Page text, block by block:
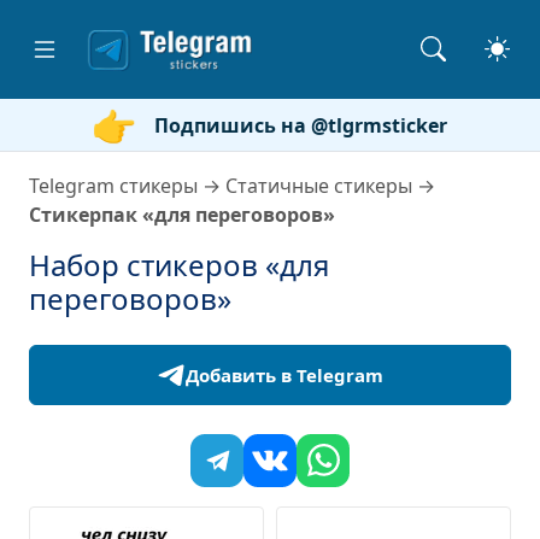
Подпишись на @tlgrmsticker
Telegram стикеры → Статичные стикеры →
Стикерпак «для переговоров»
Набор стикеров «для
переговоров»
Добавить в Telegram